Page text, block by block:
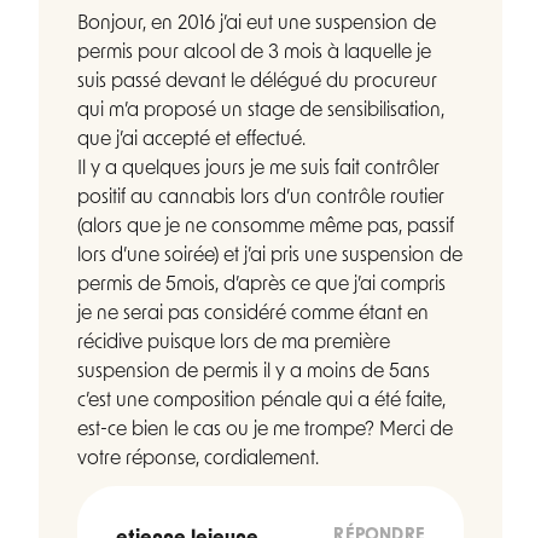
Bonjour, en 2016 j’ai eut une suspension de
permis pour alcool de 3 mois à laquelle je
suis passé devant le délégué du procureur
qui m’a proposé un stage de sensibilisation,
que j’ai accepté et effectué.
Il y a quelques jours je me suis fait contrôler
positif au cannabis lors d’un contrôle routier
(alors que je ne consomme même pas, passif
lors d’une soirée) et j’ai pris une suspension de
permis de 5mois, d’après ce que j’ai compris
je ne serai pas considéré comme étant en
récidive puisque lors de ma première
suspension de permis il y a moins de 5ans
c’est une composition pénale qui a été faite,
est-ce bien le cas ou je me trompe? Merci de
votre réponse, cordialement.